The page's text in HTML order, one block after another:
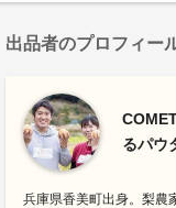
出品者のプロフィー
るパウ
兵庫県香美町出身。梨農